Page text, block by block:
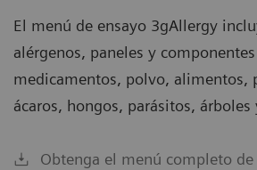
El menú de ensayo 3gAllergy
alérgenos, paneles y
medicamentos, polvo, alimentos,
ácaros, hongos, parásitos, árboles
Obtenga el menú completo